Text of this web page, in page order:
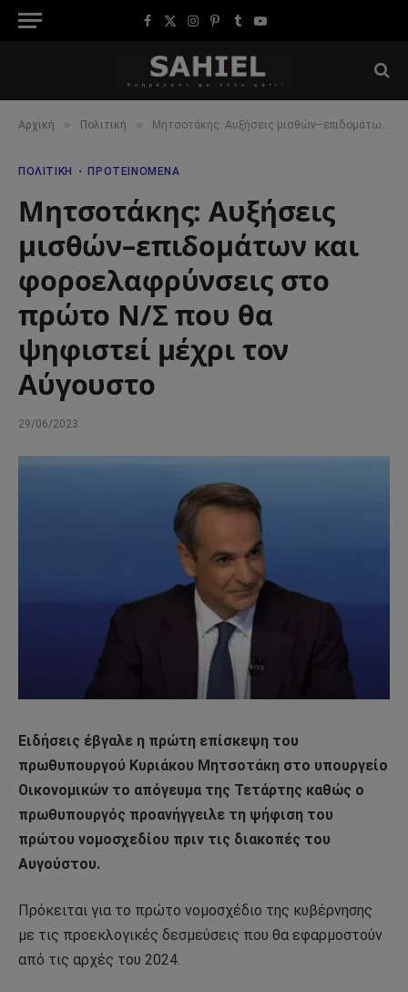
Facebook
X
Instagram
Pinterest
TumblrYouTube
Αρχική » Πολιτική » Μητσοτάκης: Αυξήσεις μισθών–επιδομάτων και φοροελαφρύνσεις στο πρώτο Ν/Σ που θα ψηφιστεί μέχρι τον Αύγουστο
ΠΟΛΙΤΙΚΉ ΠΡΟΤΕΙΝΌΜΕΝΑ
Μητσοτάκης: Αυξήσεις
μισθών–επιδομάτων και
φοροελαφρύνσεις στο
πρώτο Ν/Σ που θα
ψηφιστεί μέχρι τον
Αύγουστο
29/06/2023
Ειδήσεις έβγαλε η πρώτη επίσκεψη του
πρωθυπουργού Κυριάκου Μητσοτάκη στο υπουργείο
Οικονομικών το απόγευμα της Τετάρτης καθώς ο
πρωθυπουργός προανήγγειλε τη ψήφιση του
πρώτου νομοσχεδίου πριν τις διακοπές του
Αυγούστου.
Πρόκειται για το πρώτο νομοσχέδιο της κυβέρνησης
με τις προεκλογικές δεσμεύσεις που θα εφαρμοστούν
από τις αρχές του 2024.